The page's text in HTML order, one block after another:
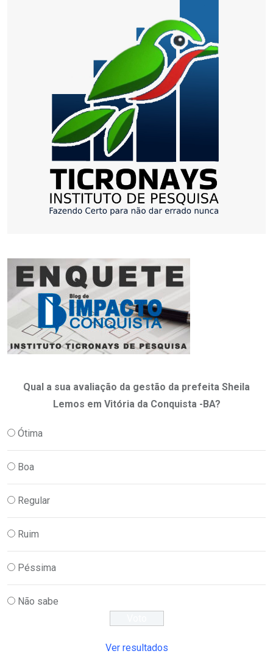
Qual a sua avaliação da gestão da prefeita Sheila
Lemos em Vitória da Conquista -BA?
Ótima
Boa
Regular
Ruim
Péssima
Não sabe
Ver resultados